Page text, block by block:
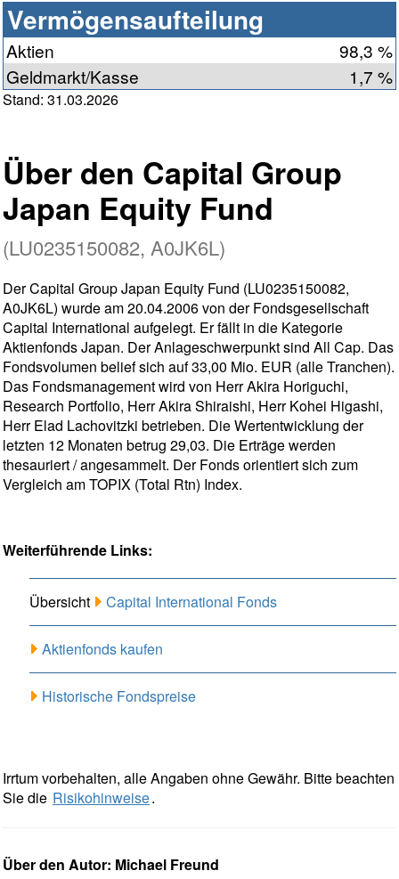
Vermögensaufteilung
Aktien
98,3 %
Geldmarkt/Kasse
1,7 %
Stand: 31.03.2026
Über den Capital Group
Japan Equity Fund
(LU0235150082, A0JK6L)
Der Capital Group Japan Equity Fund (LU0235150082,
A0JK6L) wurde am 20.04.2006 von der Fondsgesellschaft
Capital International aufgelegt. Er fällt in die Kategorie
Aktienfonds Japan. Der Anlageschwerpunkt sind All Cap. Das
Fondsvolumen belief sich auf 33,00 Mio. EUR (alle Tranchen).
Das Fondsmanagement wird von Herr Akira Horiguchi,
Research Portfolio, Herr Akira Shiraishi, Herr Kohei Higashi,
Herr Elad Lachovitzki betrieben. Die Wertentwicklung der
letzten 12 Monaten betrug 29,03. Die Erträge werden
thesauriert / angesammelt. Der Fonds orientiert sich zum
Vergleich am TOPIX (Total Rtn) Index.
Weiterführende Links:
Übersicht Capital International Fonds
Aktienfonds kaufen
Historische Fondspreise
Irrtum vorbehalten, alle Angaben ohne Gewähr. Bitte beachten
Sie die Risikohinweise.
Über den Autor: Michael Freund